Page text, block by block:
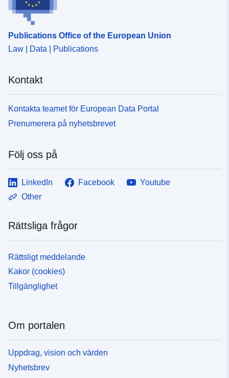
Publications Office of the European Union
Law | Data | Publications
Kontakt
Kontakta teamet för European Data Portal
Prenumerera på nyhetsbrevet
Följ oss på
LinkedIn Facebook
Youtube
Other
Rättsliga frågor
Rättsligt meddelande
Kakor (cookies)
Tillgänglighet
Om portalen
Uppdrag, vision och värden
Nyhetsbrev